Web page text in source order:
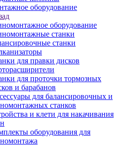
оборудование
оборудование
станки
станки
для правки дисков
для проточки тормозных
и барабанов
для балансировочных и
станков
и клети для накачивания
оборудования для